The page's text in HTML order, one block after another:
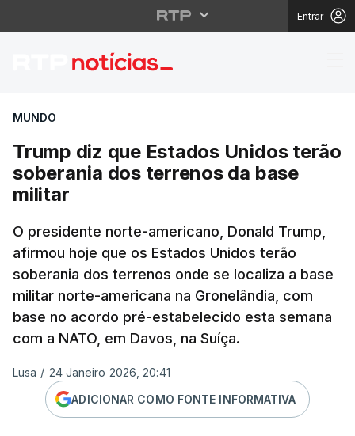
Entrar
Trump diz que
MUNDO
Trump diz que Estados Unidos terão
soberania dos terrenos da base
militar
O presidente norte-americano, Donald Trump,
afirmou hoje que os Estados Unidos terão
soberania dos terrenos onde se localiza a base
militar norte-americana na Gronelândia, com
base no acordo pré-estabelecido esta semana
com a NATO, em Davos, na Suíça.
Lusa / 24 Janeiro 2026, 20:41
ADICIONAR COMO FONTE INFORMATIVA